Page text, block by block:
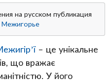
на русском публикация
Межигорье
– це унікальне
що вражає
У його